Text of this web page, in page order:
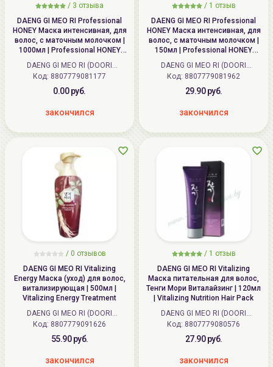
/ 3 отзыва
DAENG GI MEO RI Professional
HONEY Маска интенсивная, для
волос, с маточным молочком |
1000мл | Professional HONEY
Intensive Hair Mask
DAENG GI MEO RI (DOORI
Cosmetics) (Корея)
Код: 8807779081177
0.00 руб.
закончился
/ 1 отзыв
DAENG GI MEO RI Professional
HONEY Маска интенсивная, для
волос, с маточным молочком |
150мл | Professional HONEY
Intensive Hair Mask
DAENG GI MEO RI (DOORI
Cosmetics) (Корея)
Код: 8807779081962
29.90 руб.
закончился
/ 0 отзывов
DAENG GI MEO RI Vitalizing
Energy Маска (уход) для волос,
витализирующая | 500мл |
Vitalizing Energy Treatment
DAENG GI MEO RI (DOORI
Cosmetics) (Корея)
Код: 8807779091626
55.90 руб.
закончился
/ 1 отзыв
DAENG GI MEO RI Vitalizing
Маска питательная для волос,
Тенги Мори Виталайзинг | 120мл
| Vitalizing Nutrition Hair Pack
DAENG GI MEO RI (DOORI
Cosmetics) (Корея)
Код: 8807779080576
27.90 руб.
закончился